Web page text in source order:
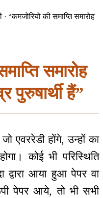
“कमजोरियों की समाप्ति समारोह
समारोह
पुरुषार्थी हैं”
एवररेडी होंगे, उन्हों का
कोई भी परिस्थिति
द्वारा आया हुआ पेपर वा
पेपर आये, तो भी सभी